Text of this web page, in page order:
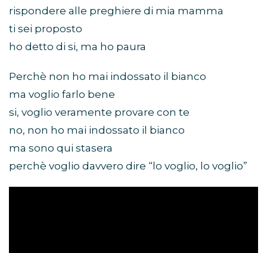
rispondere alle preghiere di mia mamma
ti sei proposto
ho detto di si, ma ho paura
Perchè non ho mai indossato il bianco
ma voglio farlo bene
si, voglio veramente provare con te
no, non ho mai indossato il bianco
ma sono qui stasera
perchè voglio davvero dire “lo voglio, lo voglio”